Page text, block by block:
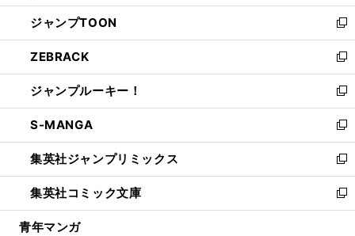
開
く
ウ
で
開
く
ン
ド
ウ
で
開
く
ウ
ィ
ン
ド
ウ
で
開
く
し
い
ウ
ィ
ン
ド
ウ
で
開
く
ジャンプTOON
新
し
い
ウ
ィ
ン
ド
ウ
で
開
く
ZEBRACK
新
し
い
ウ
ィ
ン
ド
ウ
で
開
ジャンプルーキー！
新
し
い
ウ
ィ
ン
ド
ウ
S-MANGA
新
し
い
ウ
ィ
ン
集英社ジャンプリミックス
新
し
い
ウ
集英社コミック文庫
新
し
青年マンガ